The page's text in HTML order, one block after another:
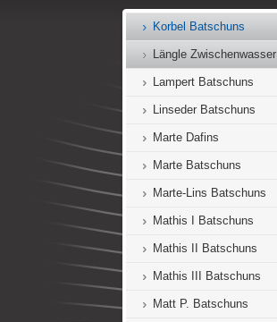
Korbel Batschuns
Längle Zwischenwasser
Lampert Batschuns
Linseder Batschuns
Marte Dafins
Marte Batschuns
Marte-Lins Batschuns
Mathis I Batschuns
Mathis II Batschuns
Mathis III Batschuns
Matt P. Batschuns